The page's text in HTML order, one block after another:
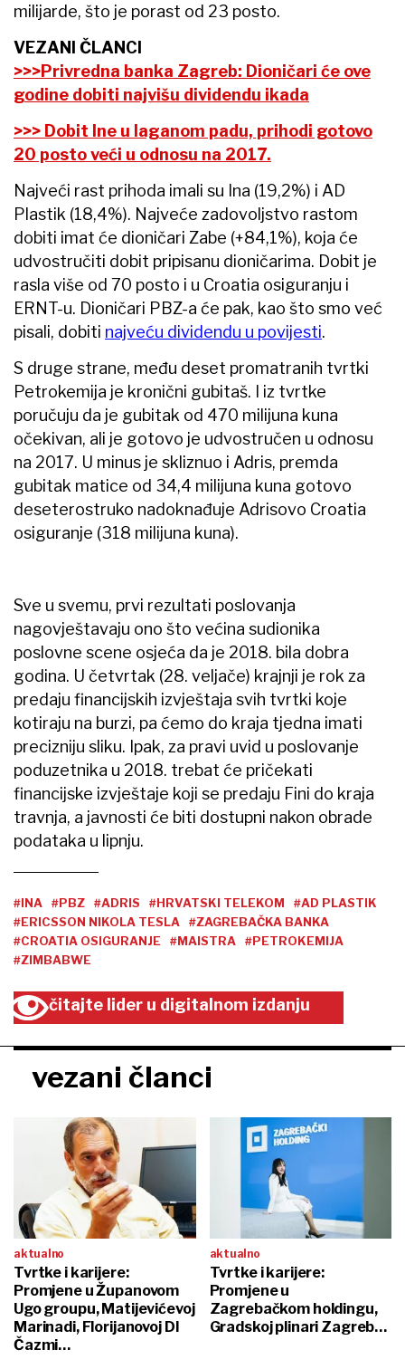
milijarde, što je porast od 23 posto.
VEZANI ČLANCI
>>>Privredna banka Zagreb: Dioničari će ove
godine dobiti najvišu dividendu ikada
>>> Dobit Ine u laganom padu, prihodi gotovo
20 posto veći u odnosu na 2017.
Najveći rast prihoda imali su Ina (19,2%) i AD
Plastik (18,4%). Najveće zadovoljstvo rastom
dobiti imat će dioničari Zabe (+84,1%), koja će
udvostručiti dobit pripisanu dioničarima. Dobit je
rasla više od 70 posto i u Croatia osiguranju i
ERNT-u. Dioničari PBZ-a će pak, kao što smo već
pisali, dobiti najveću dividendu u povijesti.
S druge strane, među deset promatranih tvrtki
Petrokemija je kronični gubitaš. I iz tvrtke
poručuju da je gubitak od 470 milijuna kuna
očekivan, ali je gotovo je udvostručen u odnosu
na 2017. U minus je skliznuo i Adris, premda
gubitak matice od 34,4 milijuna kuna gotovo
deseterostruko nadoknađuje Adrisovo Croatia
osiguranje (318 milijuna kuna).
Sve u svemu, prvi rezultati poslovanja
nagovještavaju ono što većina sudionika
poslovne scene osjeća da je 2018. bila dobra
godina. U četvrtak (28. veljače) krajnji je rok za
predaju financijskih izvještaja svih tvrtki koje
kotiraju na burzi, pa ćemo do kraja tjedna imati
precizniju sliku. Ipak, za pravi uvid u poslovanje
poduzetnika u 2018. trebat će pričekati
financijske izvještaje koji se predaju Fini do kraja
travnja, a javnosti će biti dostupni nakon obrade
podataka u lipnju.
#INA #PBZ #ADRIS #HRVATSKI TELEKOM
#AD PLASTIK
#ERICSSON NIKOLA TESLA
#ZAGREBAČKA BANKA
#CROATIA OSIGURANJE
#MAISTRA
#PETROKEMIJA
#ZIMBABWE
čitajte lider u digitalnom izdanju
vezani članci
aktualno
Tvrtke i karijere:
Promjene u Županovom
Ugo groupu, Matijevićevoj
Marinadi, Florijanovoj DI
Čazmi…
aktualno
Tvrtke i karijere:
Promjene u
Zagrebačkom holdingu,
Gradskoj plinari Zagreb…